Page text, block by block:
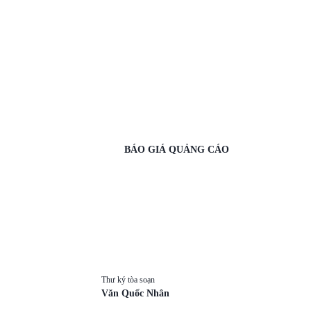
BÁO GIÁ QUẢNG CÁO
Thư ký tòa soạn
Văn Quốc Nhân